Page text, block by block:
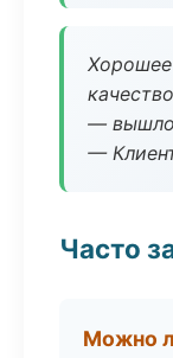
— вышло
—
Часто
Можно